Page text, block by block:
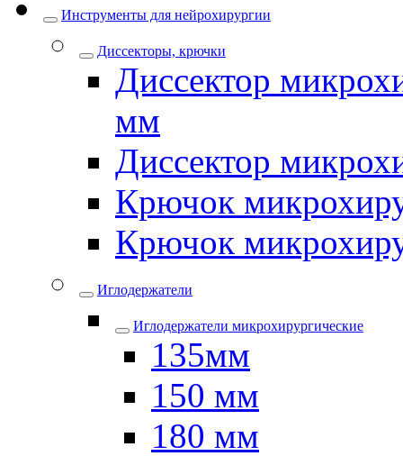
Инструменты для нейрохирургии
Диссекторы, крючки
Диссектор
мм
Диссектор
Крючок
Крючок
Иглодержатели
Иглодержатели микрохирургические
135мм
150 мм
180 мм